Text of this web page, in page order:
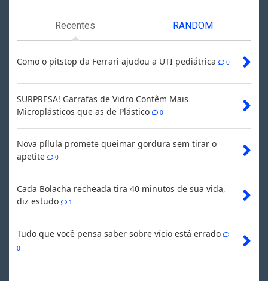
Recentes RANDOM
Como o pitstop da Ferrari ajudou a UTI pediátrica 0
SURPRESA! Garrafas de Vidro Contêm Mais
Microplásticos que as de Plástico
0
Nova pílula promete queimar gordura sem tirar o
apetite
0
Cada Bolacha recheada tira 40 minutos de sua vida,
diz estudo
1
Tudo que você pensa saber sobre vício está errado
0